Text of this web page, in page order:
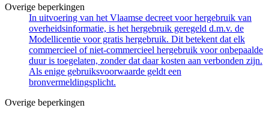
Overige beperkingen
In uitvoering van het Vlaamse decreet voor hergebruik van
overheidsinformatie, is het hergebruik geregeld d.m.v. de
Modellicentie voor gratis hergebruik. Dit betekent dat elk
commercieel of niet-commercieel hergebruik voor onbepaalde
duur is toegelaten, zonder dat daar kosten aan verbonden zijn.
Als enige gebruiksvoorwaarde geldt een
bronvermeldingsplicht.
Overige beperkingen